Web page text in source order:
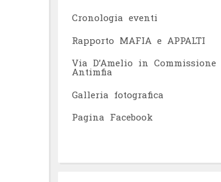
Cronologia eventi
Rapporto MAFIA e APPALTI
Via D’Amelio in Commissione
Antimfia
Galleria fotografica
Pagina Facebook